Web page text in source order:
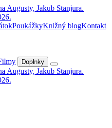
PoukážkyKnižný blogKontakt
Doplnky